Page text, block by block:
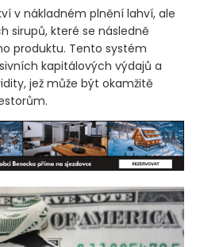
v nákladném plnění lahví, ale
sirupů, které se následně
produktu. Tento systém
kapitálových výdajů a
jež může být okamžitě